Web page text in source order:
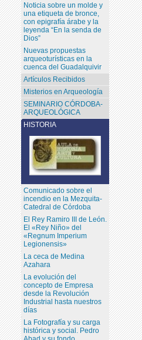
Noticia sobre un molde y
una etiqueta de bronce,
con epigrafía árabe y la
leyenda “En la senda de
Dios”
Nuevas propuestas
arqueoturísticas en la
cuenca del Guadalquivir
Artículos Recibidos
Misterios en Arqueología
SEMINARIO CÓRDOBA-
ARQUEOLÓGICA
HISTORIA
Comunicado sobre el
incendio en la Mezquita-
Catedral de Córdoba
El Rey Ramiro III de León.
El «Rey Niño» del
«Regnum Imperium
Legionensis»
La ceca de Medina
Azahara
La evolución del
concepto de Empresa
desde la Revolución
Industrial hasta nuestros
días
La Fotografía y su carga
histórica y social. Pedro